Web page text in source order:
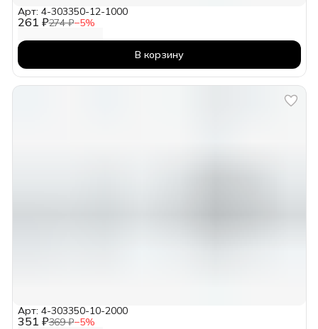
261 ₽274 ₽−5%
Арт: 4-303350-12-1000
В корзину
351 ₽369 ₽−5%
Арт: 4-303350-10-2000